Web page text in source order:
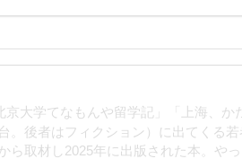
京大学てなもんや留学記」「上海、か
。後者はフィクション）に出てくる
ら取材し2025年に出版された本。や